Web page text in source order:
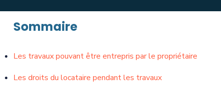
Sommaire
Les travaux pouvant être entrepris par le propriétaire
Les droits du locataire pendant les travaux